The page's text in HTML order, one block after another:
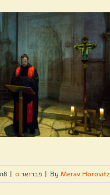
By Merav Horovitz
| פברואר 14th, 2018 | 0 תגובות